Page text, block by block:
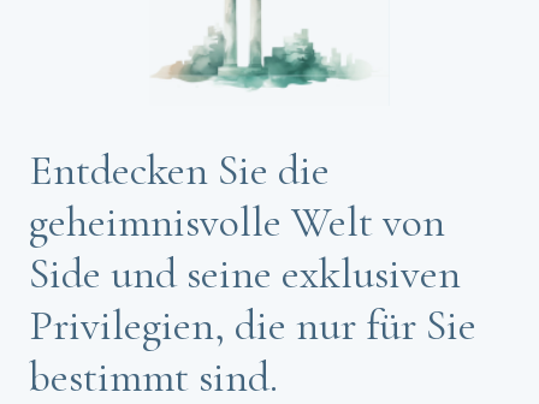
Entdecken Sie die
geheimnisvolle Welt von
Side und seine exklusiven
Privilegien, die nur für Sie
bestimmt sind.